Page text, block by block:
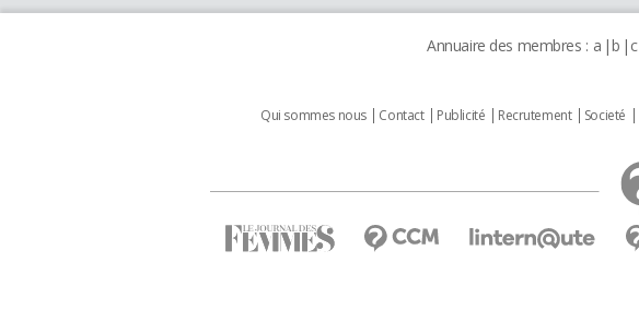
Annuaire des membres : a b c
Qui sommes nous Contact Publicité Recrutement Societé